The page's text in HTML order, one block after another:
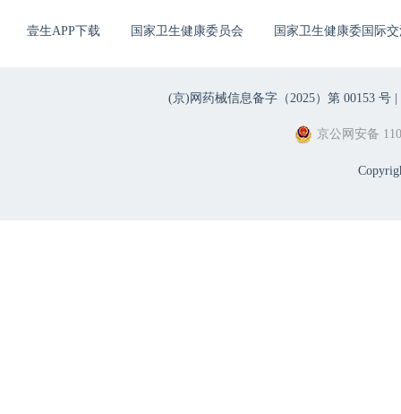
壹生APP下载 国家卫生健康委员会 国家卫生健康委国际
(京)网药械信息备字（2025）第 00153 号 |
京公网安备